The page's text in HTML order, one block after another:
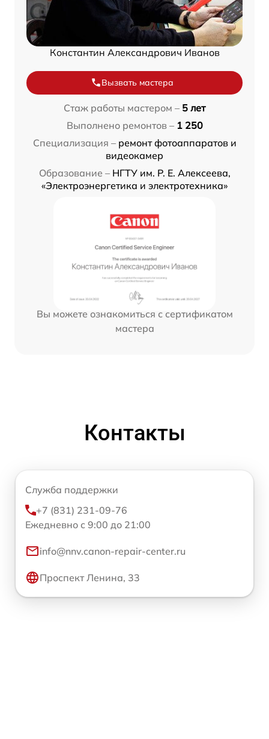
Константин Александрович Иванов
Вызвать мастера
Стаж работы мастером – 5 лет
Выполнено ремонтов – 1 250
Специализация – ремонт фотоаппаратов и
видеокамер
Образование – НГТУ им. Р. Е. Алексеева,
«Электроэнергетика и электротехника»
Вы можете ознакомиться с сертификатом
мастера
Контакты
Служба поддержки
+7 (831) 231-09-76
Ежедневно с 9:00 до 21:00
info@nnv.canon-repair-center.ru
Проспект Ленина, 33